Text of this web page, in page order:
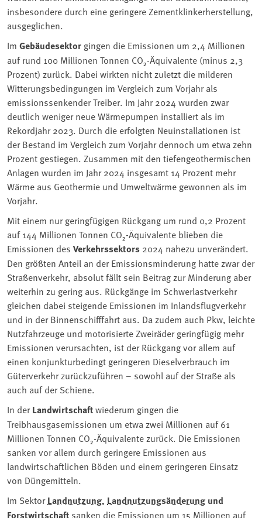
insbesondere durch eine geringere Zementklinkerherstellung,
ausgeglichen.
Im Gebäudesektor gingen die Emissionen um 2,4 Millionen
auf rund 100 Millionen Tonnen CO₂-Äquivalente (minus 2,3
Prozent) zurück. Dabei wirkten nicht zuletzt die milderen
Witterungsbedingungen im Vergleich zum Vorjahr als
emissionssenkender Treiber. Im Jahr 2024 wurden zwar
deutlich weniger neue Wärmepumpen installiert als im
Rekordjahr 2023. Durch die erfolgten Neuinstallationen ist
der Bestand im Vergleich zum Vorjahr dennoch um etwa zehn
Prozent gestiegen. Zusammen mit den tiefengeothermischen
Anlagen wurden im Jahr 2024 insgesamt 14 Prozent mehr
Wärme aus Geothermie und Umweltwärme gewonnen als im
Vorjahr.
Mit einem nur geringfügigen Rückgang um rund 0,2 Prozent
auf 144 Millionen Tonnen CO₂-Äquivalente blieben die
Emissionen des Verkehrssektors 2024 nahezu unverändert.
Den größten Anteil an der Emissionsminderung hatte zwar der
Straßenverkehr, absolut fällt sein Beitrag zur Minderung aber
weiterhin zu gering aus. Rückgänge im Schwerlastverkehr
gleichen dabei steigende Emissionen im Inlandsflugverkehr
und in der Binnenschifffahrt aus. Da zudem auch Pkw, leichte
Nutzfahrzeuge und motorisierte Zweiräder geringfügig mehr
Emissionen verursachten, ist der Rückgang vor allem auf
einen konjunkturbedingt geringeren Dieselverbrauch im
Güterverkehr zurückzuführen – sowohl auf der Straße als
auch auf der Schiene.
In derLandwirtschaftwiederum gingen die
Treibhausgasemissionen um etwa zwei Millionen auf 61
Millionen Tonnen CO₂-Äquivalente zurück. Die Emissionen
sanken vor allem durch geringere Emissionen aus
landwirtschaftlichen Böden und einem geringeren Einsatz
von Düngemitteln.
Im SektorLandnutzung, Landnutzungsänderung und
Forstwirtschaft sanken die Emissionen um 15 Millionen auf